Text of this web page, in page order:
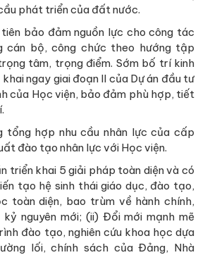
phát triển của đất nước.
bảo đảm nguồn lực cho công tác
cán bộ, công chức theo hướng tập
tâm, trọng điểm. Sớm bố trí kinh
ngay giai đoạn II của Dự án đầu tư
của Học viện, bảo đảm phù hợp, tiết
tổng hợp nhu cầu nhân lực của cấp
đào tạo nhân lực với Học viện.
triển khai 5 giải pháp toàn diện và có
tạo hệ sinh thái giáo dục, đào tạo,
toàn diện, bao trùm về hành chính,
nguyên mới; (ii) Đổi mới mạnh mẽ
đào tạo, nghiên cứu khoa học dựa
lối, chính sách của Đảng, Nhà